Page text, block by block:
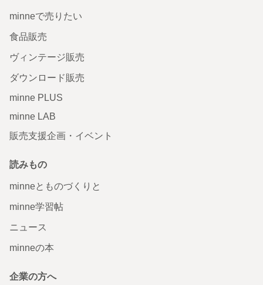
minneで売りたい
食品販売
ヴィンテージ販売
ダウンロード販売
minne PLUS
minne LAB
販売支援企画・イベント
読みもの
minneとものづくりと
minne学習帖
ニュース
minneの本
企業の方へ